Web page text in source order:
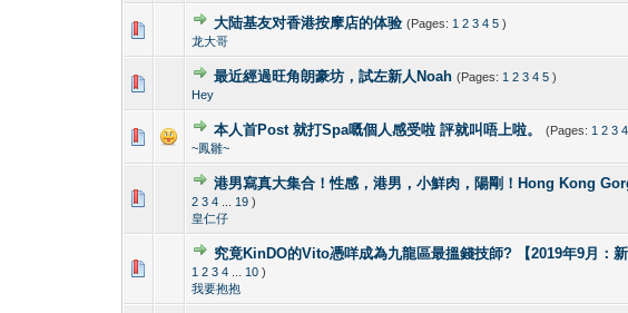
大陆基友对香港按摩店的体验 (Pages: 1 2 3 4 5 )
龙大哥
1 Vote(s) - 5 out of 5 in Average
12
最近經過旺角朗豪坊，試左新人Noah (Pages: 1 2 3 4 5 )
Hey
1 Vote(s) - 5 out of 5 in Average
1 2345
本人首Post 就打Spa嘅個人感受啦 評就叫唔上啦。 (Pages: 1 2 3 4
~鳳雛~
1 Vote(s) - 5 out of 5 in Average
12345
港男寫真大集合！性感，港男，小鮮肉，陽剛！Hong Kong
2 3 4 19 )
皇仁仔
究竟KinDO的Vito憑咩成為九龍區最搵錢技師? 【2019年9月：
1 2 3 4 10 )
我要抱抱